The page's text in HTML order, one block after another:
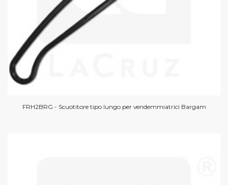
FRH2BRG - Scuotitore tipo lungo per vendemmiatrici Bargam